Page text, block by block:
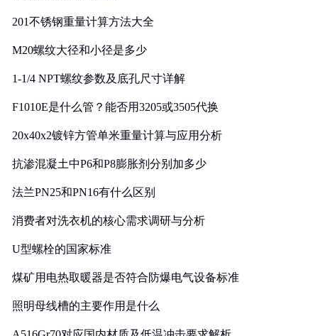
201不锈钢重量计算方法大全
M20螺纹大径和小径是多少
1-1/4 NPT螺纹参数及底孔尺寸详解
F1010E是什么管？能否用3205或3505代换
20x40x2镀锌方管单米重量计算与应用分析
抗渗混凝土中P6和P8膨胀剂分别加多少
法兰PN25和PN16有什么区别
消费者对洗衣机的核心需求调研与分析
U型螺栓的国家标准
煤矿用电热取暖器是否符合防爆电气设备标准
照明母线槽的主要作用是什么